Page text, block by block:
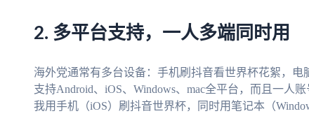
2. 多平台支持，一人多端同时用
海外党通常有多台设备：手机刷抖音看世界杯花絮，电
支持Android、iOS、Windows、mac全平台，而且一人
我用手机（iOS）刷抖音世界杯，同时用笔记本（